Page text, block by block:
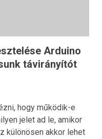
Arduino
távirányítót
hogy működik-e
jelet ad le, amikor
különösen akkor lehet